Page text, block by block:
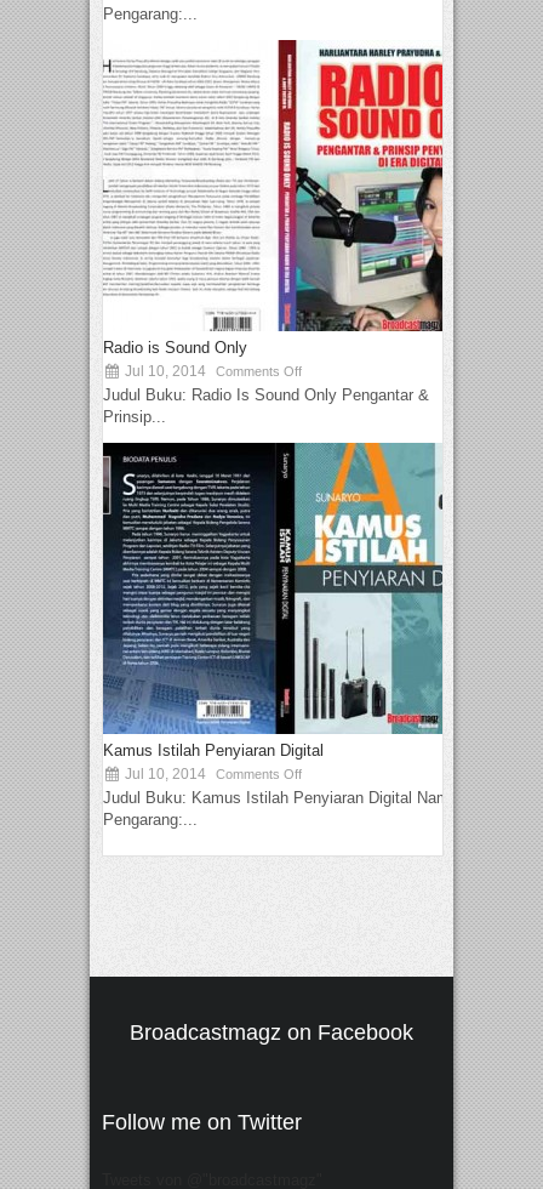
Pengarang:...
Radio is Sound Only
Jul 10, 2014 Comments Off
Judul Buku: Radio Is Sound Only Pengantar &
Prinsip...
Kamus Istilah Penyiaran Digital
Jul 10, 2014 Comments Off
Judul Buku: Kamus Istilah Penyiaran Digital Nama
Pengarang:...
Broadcastmagz on Facebook
Follow me on Twitter